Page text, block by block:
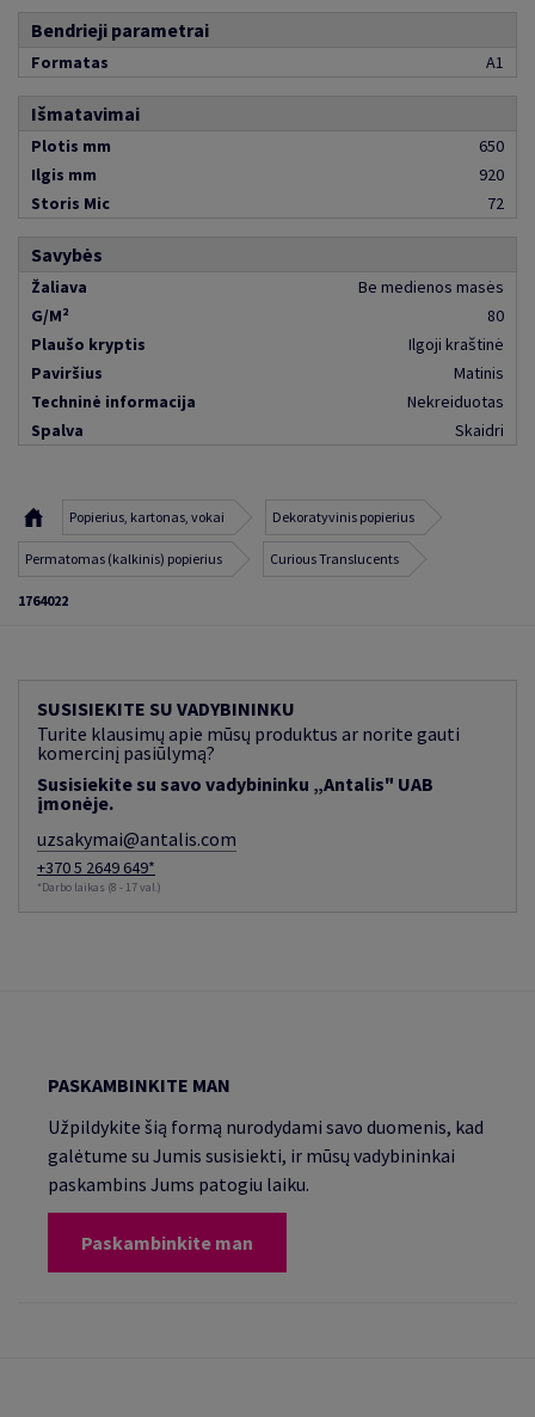
Bendrieji parametrai
Formatas A1
Išmatavimai
Plotis mm
650
Ilgis mm
920
Storis Mic
72
Savybės
Žaliava
Be medienos masės
G/M²
80
Plaušo kryptis
Ilgoji kraštinė
Paviršius
Matinis
Techninė informacija
Nekreiduotas
Spalva
Skaidri
Popierius, kartonas, vokai Dekoratyvinis popierius
Permatomas (kalkinis) popierius Curious Translucents
1764022
SUSISIEKITE SU VADYBININKU
Turite klausimų apie mūsų produktus ar norite gauti
komercinį pasiūlymą?
Susisiekite su savo vadybininku „Antalis" UAB
įmonėje.
uzsakymai@antalis.com
+370 5 2649 649*
*Darbo laikas (8 - 17 val.)
PASKAMBINKITE MAN
Užpildykite šią formą nurodydami savo duomenis, kad
galėtume su Jumis susisiekti, ir mūsų vadybininkai
paskambins Jums patogiu laiku.
Paskambinkite man